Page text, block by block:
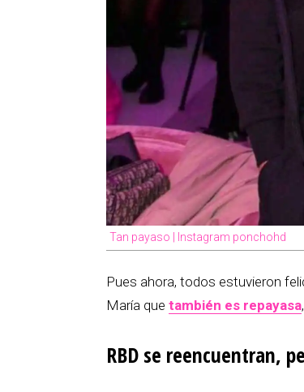
Tan payaso | Instagram ponchohd
Pues ahora, todos estuvieron
María que también es repayasa
RBD se reencuentran,